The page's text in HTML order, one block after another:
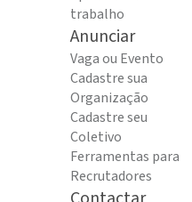
trabalho
Anunciar
Vaga ou Evento
Cadastre sua
Organização
Cadastre seu
Coletivo
Ferramentas para
Recrutadores